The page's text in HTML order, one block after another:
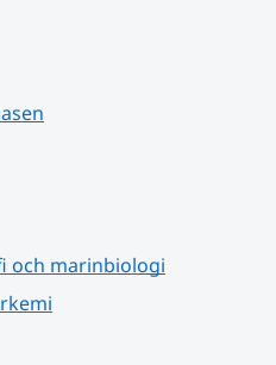
och marinbiologi